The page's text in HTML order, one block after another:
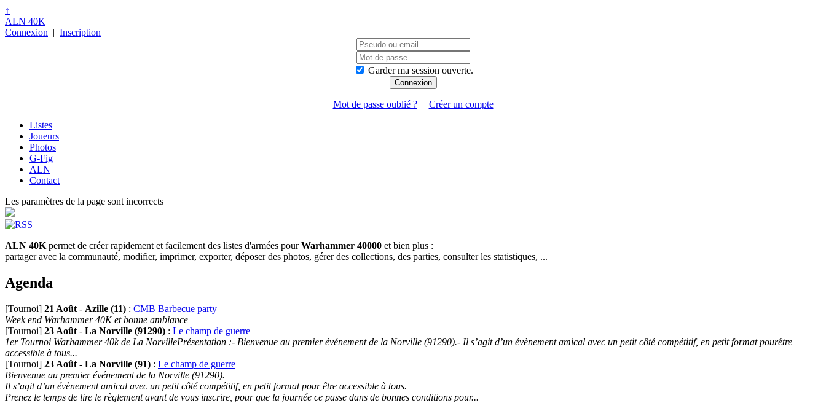
↑
ALN 40K
Connexion | Inscription
Garder ma session ouverte.
Mot de passe oublié ?| Créer un compte
Listes
Joueurs
Photos
G-Fig
ALN
Contact
Les paramètres de la page sont incorrects
ALN 40K permet de créer rapidement et facilement des listes d'armées pourWarhammer 40000 et bien plus :
partager avec la communauté, modifier, imprimer, exporter, déposer des photos, gérer des collections, des parties, consulter les statistiques, ...
Agenda
[Tournoi] 21 Août - Azille (11) : CMB Barbecue party
Week end Warhammer 40K et bonne ambiance
[Tournoi] 23 Août - La Norville (91290) : Le champ de guerre
1er Tournoi Warhammer 40k de La NorvillePrésentation :- Bienvenue au premier événement de la Norville (91290).- Il s’agit d’un évènement amical avec un petit côté compétitif, en petit format pourêtre
accessible à tous...
[Tournoi] 23 Août - La Norville (91) : Le champ de guerre
Bienvenue au premier événement de la Norville (91290).
Il s’agit d’un évènement amical avec un petit côté compétitif, en petit format pour être accessible à tous.
Prenez le temps de lire le règlement avant de vous inscrire, pour que la journée ce passe dans de bonnes conditions pour...